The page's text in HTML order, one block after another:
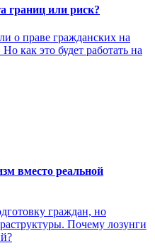
границ или риск?
о праве гражданских на
как это будет работать на
вместо реальной
граждан, но
Почему лозунги